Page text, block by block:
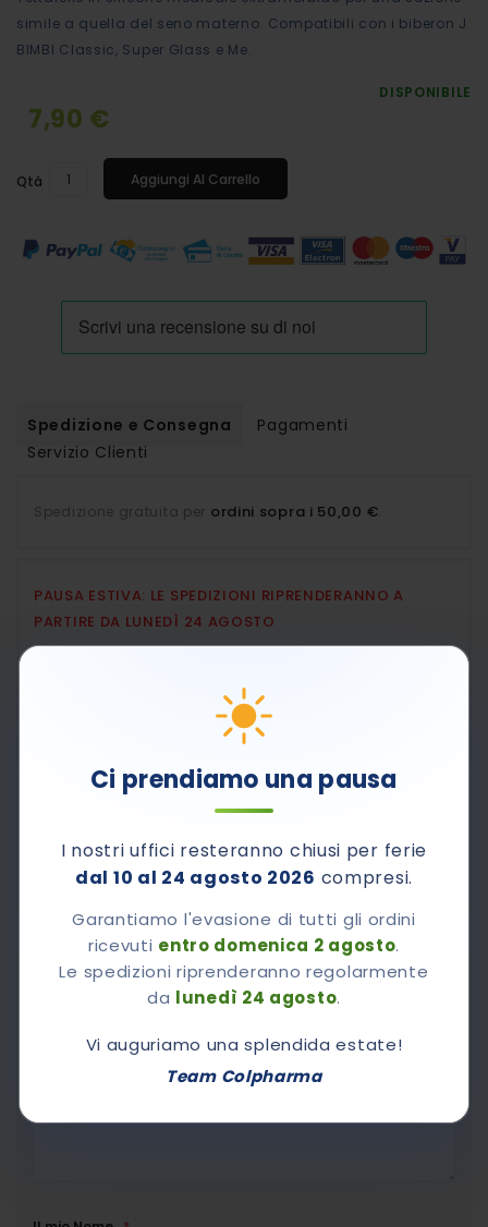
Ci prendiamo una pausa
I nostri uffici resteranno chiusi per ferie
dal 10 al 24 agosto 2026 compresi.
Garantiamo l'evasione di tutti gli ordini
ricevuti entro domenica 2 agosto.
Le spedizioni riprenderanno regolarmente
da lunedì 24 agosto.
Vi auguriamo una splendida estate!
Team Colpharma
Spedizione e Consegna
Pagamenti
Servizio Clienti
Spedizione gratuita per ordini sopra i 50,00 €
PAUSA ESTIVA: LE SPEDIZIONI RIPRENDERANNO A
PARTIRE DA LUNEDÌ 24 AGOSTO
Pagamenti sicuri con Carta di Credito, PayPal e
Contattaci al numero verde800-510661
Dal lunedì al venerdì dalle 8,30 alle 12,30 e dalle 14.00
alle 17.00
simile a quella del seno materno. Compatibili con i biberon J
BIMBI Classic, Super Glass e Me.
DISPONIBILE
7,90 €
Qtà Aggiungi Al Carrello
Chiedi A Colpharma